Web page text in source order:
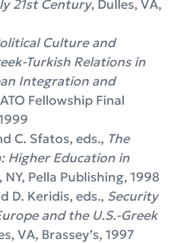
21st Century, Dulles, VA,
Culture and
Turkish Relations in
Integration and
Fellowship Final
C. Sfatos, eds., The
Higher Education in
NY, Pella Publishing, 1998
D. Keridis, eds., Security
and the U.S.-Greek
VA, Brassey’s, 1997